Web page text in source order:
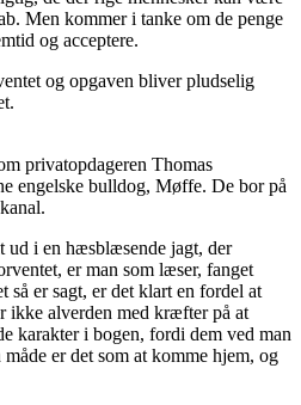
Men kommer i tanke om de penge
og acceptere.
og opgaven bliver pludselig
privatopdageren Thomas
engelske bulldog, Møffe. De bor på
ud i en hæsblæsende jagt, der
er man som læser, fanget
så er sagt, er det klart en fordel at
ikke alverden med kræfter på at
karakter i bogen, fordi dem ved man
er det som at komme hjem, og